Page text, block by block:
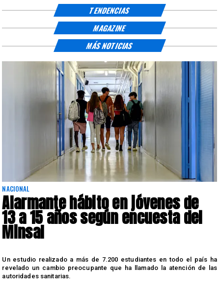
TENDENCIAS
MAGAZINE
NACIONAL
Alarmante hábito en jóvenes de
13 a 15 años según encuesta del
Minsal
Un estudio realizado a más de 7.200 estudiantes en todo el país ha
revelado un cambio preocupante que ha llamado la atención de las
autoridades sanitarias.
MÁS NOTICIAS